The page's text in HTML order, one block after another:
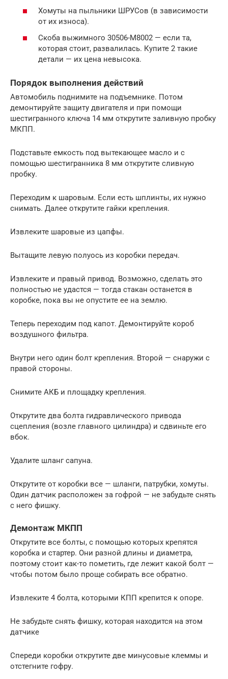
Хомуты на пыльники ШРУСов (в зависимости
от их износа).
Скоба выжимного 30506-M8002 — если та,
которая стоит, развалилась. Купите 2 такие
детали — их цена невысока.
Порядок выполнения действий
Автомобиль поднимите на подъемнике. Потом
демонтируйте защиту двигателя и при помощи
шестигранного ключа 14 мм открутите заливную пробку
МКПП.
Подставьте емкость под вытекающее масло и с
помощью шестигранника 8 мм открутите сливную
пробку.
Переходим к шаровым. Если есть шплинты, их нужно
снимать. Далее открутите гайки крепления.
Извлеките шаровые из цапфы.
Вытащите левую полуось из коробки передач.
Извлеките и правый привод. Возможно, сделать это
полностью не удастся — тогда стакан останется в
коробке, пока вы не опустите ее на землю.
Теперь переходим под капот. Демонтируйте короб
воздушного фильтра.
Внутри него один болт крепления. Второй — снаружи с
правой стороны.
Снимите АКБ и площадку крепления.
Открутите два болта гидравлического привода
сцепления (возле главного цилиндра) и сдвиньте его
вбок.
Удалите шланг сапуна.
Открутите от коробки все — шланги, патрубки, хомуты.
Один датчик расположен за гофрой — не забудьте снять
с него фишку.
Демонтаж МКПП
Открутите все болты, с помощью которых крепятся
коробка и стартер. Они разной длины и диаметра,
поэтому стоит как-то пометить, где лежит какой болт —
чтобы потом было проще собирать все обратно.
Извлеките 4 болта, которыми КПП крепится к опоре.
Не забудьте снять фишку, которая находится на этом
датчике
Спереди коробки открутите две минусовые клеммы и
отстегните гофру.